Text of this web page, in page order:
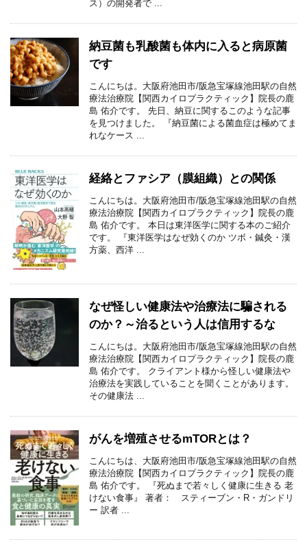
ス）の開発者で ...
納豆菌も乳酸菌も体内に入ると病原菌
です
こんにちは。大阪府池田市/阪急宝塚線池田駅の自然
療法治療院【関西カイロプラクティック】院長の鹿
島 佑介です。 先日、納豆に関するこのような記事
を見つけました。 『納豆菌による菌血症は極めてま
れなケース ...
経絡とファシア（膜組織）との関係
こんにちは。大阪府池田市/阪急宝塚線池田駅の自然
療法治療院【関西カイロプラクティック】院長の鹿
島 佑介です。 本日は東洋医学に関する本のご紹介
です。 『東洋医学はなぜ効くのか ツボ・鍼灸・漢
方薬、西洋 ...
なぜ怪しい健康法や治療法に騙される
のか？～治るという人は信用するな
こんにちは。大阪府池田市/阪急宝塚線池田駅の自然
療法治療院【関西カイロプラクティック】院長の鹿
島 佑介です。 クライアント様から怪しい健康法や
治療法を実践していることを聞くことがあります。
その健康法 ...
がんを増殖させるmTORとは？
こんにちは、大阪府池田市/阪急宝塚線池田駅の自然
療法治療院【関西カイロプラクティック】院長の鹿
島 佑介です。 『死ぬまで若々しく健康に生きる 老
けない食事』 著者： スティーブン・R・ガンドリ
ー 訳者 ...